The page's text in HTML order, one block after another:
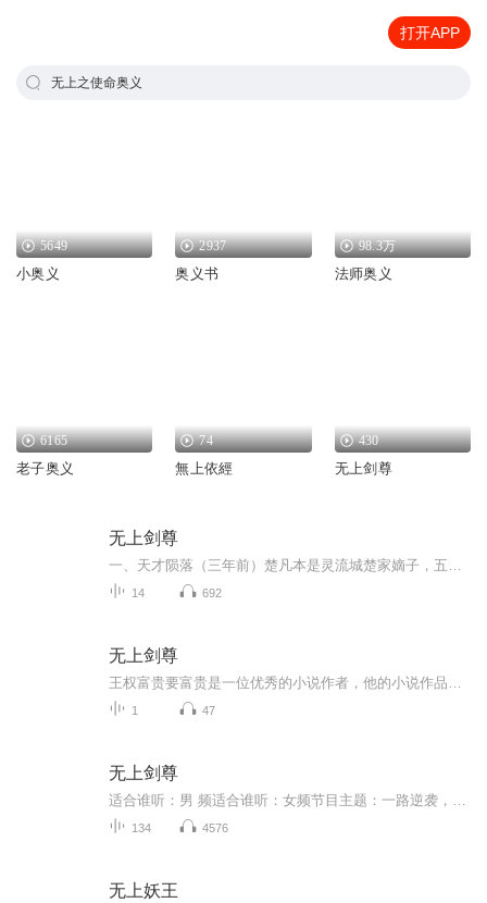
打开APP
无上之使命奥义
5649
小奥义
2937
奥义书
98.3万
法师奥义
6165
老子奥义
74
無上依經
430
无上剑尊
无上剑尊
14 692
无上剑尊
1 47
无上剑尊
134 4576
无上妖王